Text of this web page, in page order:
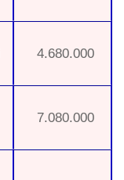
4.680.000
7.080.000